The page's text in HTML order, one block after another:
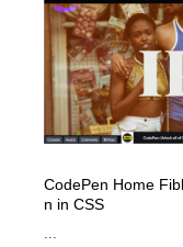
CodePen Home
n in CSS
...